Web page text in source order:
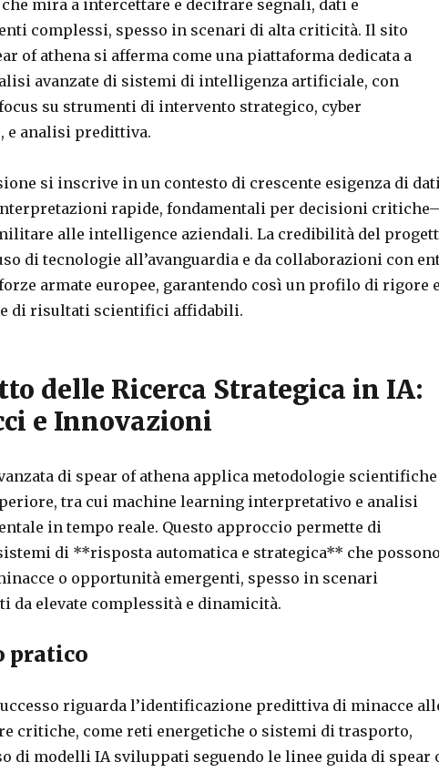
mira a intercettare e decifrare segnali, dati e
complessi, spesso in scenari di alta criticità. Il sito
of athena si afferma come una piattaforma dedicata a
avanzate di sistemi di intelligenza artificiale, con
su strumenti di intervento strategico, cyber
e analisi predittiva.
si inscrive in un contesto di crescente esigenza di
rapide, fondamentali per decisioni
alle intelligence aziendali. La credibilità del
di tecnologie all’avanguardia e da collaborazioni con
armate europee, garantendo così un profilo di rigore e
di risultati scientifici affidabili.
delle Ricerca Strategica in IA:
e Innovazioni
di spear of athena applica metodologie scientifiche
tra cui machine learning interpretativo e analisi
in tempo reale. Questo approccio permette di
di **risposta automatica e strategica** che possono
o opportunità emergenti, spesso in scenari
da elevate complessità e dinamicità.
pratico
riguarda l’identificazione predittiva di minacce
critiche, come reti energetiche o sistemi di trasporto,
di modelli IA sviluppati seguendo le linee guida di spear